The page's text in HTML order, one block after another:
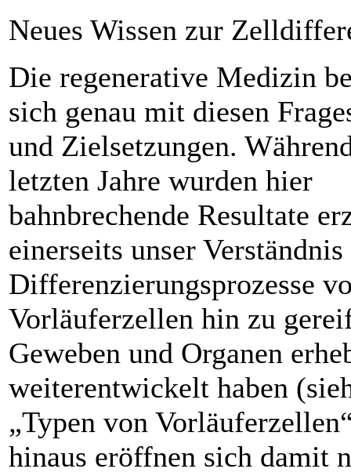
Neues Wissen zur
Die regenerative Medizin
sich genau mit diesen
und Zielsetzungen.
letzten Jahre wurden hier
bahnbrechende Resultate
einerseits unser
Differenzierungsprozesse
Vorläuferzellen hin zu
Geweben und Organen
weiterentwickelt ­haben
„Typen von
hinaus eröffnen sich damit